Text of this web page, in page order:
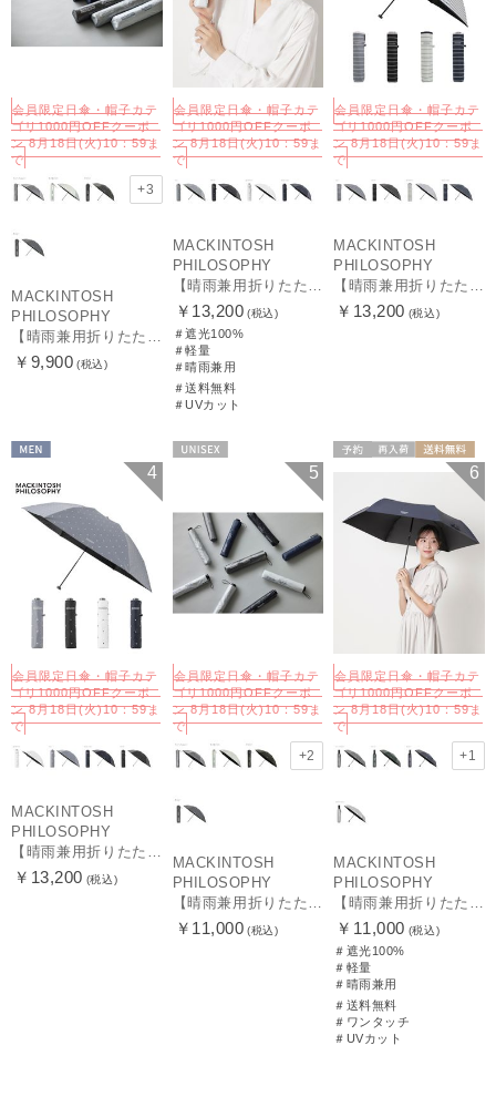
会員限定日傘・帽子カテ
ゴリ1000円OFFクーポ
ン 8月18日(火)10：59ま
で
+3
MACKINTOSH
PHILOSOPHY
￥9,900 (税込)
会員限定日傘・帽子カテ
ゴリ1000円OFFクーポ
ン 8月18日(火)10：59ま
で
MACKINTOSH
PHILOSOPHY
￥13,200 (税込)
＃遮光100%
＃軽量
＃晴雨兼用
＃送料無料
＃UVカット
会員限定日傘・帽子カテ
ゴリ1000円OFFクーポ
ン 8月18日(火)10：59ま
で
MACKINTOSH
PHILOSOPHY
￥13,200 (税込)
4
会員限定日傘・帽子カテ
ゴリ1000円OFFクーポ
ン 8月18日(火)10：59ま
で
MACKINTOSH
PHILOSOPHY
【晴雨兼用折りたたみ日傘】マッキントッシュ フィロソフィー (MACKINTOSH PHILOSOPHY)ゴースト（GHOST） 雨の日OK 軽量 一級遮光 遮熱 UV
￥13,200 (税込)
5
会員限定日傘・帽子カテ
ゴリ1000円OFFクーポ
ン 8月18日(火)10：59ま
で
+2
MACKINTOSH
PHILOSOPHY
【晴雨兼用折りたたみ日傘】マッキントッシュ フィロソフィー(MACKINTOSH PHILOSOPHY) バーブレラ サンプロテクトシリーズ（SUNPROTECT）無地 軽量 遮熱 遮光100 60
￥11,000 (税込)
送料無料 6
会員限定日傘・帽子カテ
ゴリ1000円OFFクーポ
ン 8月18日(火)10：59ま
で
+1
MACKINTOSH
PHILOSOPHY
【晴雨兼用折りたたみ日傘】マッキントッシュ フィロソフィー (MACKINTOSH PHILOSOPHY) バーブレラ サンプロテクト（SUNPROTECT）自動開閉 遮光100
￥11,000 (税込)
＃遮光100%
＃軽量
＃晴雨兼用
＃送料無料
＃ワンタッチ
＃UVカット